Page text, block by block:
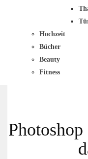
Hochzeit
Bücher
Beauty
Fitness